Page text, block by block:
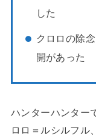
した
クロロの除
開があった
ハンターハンター
ロロ＝ルシルフル